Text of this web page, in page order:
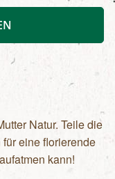
Natur. Teile die
eine florierende
kann!